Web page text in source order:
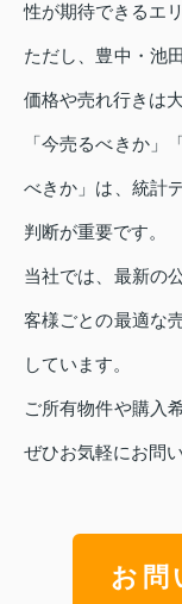
性が期待できるエリ
ただし、豊中・池
価格や売れ行きは
「今売るべきか」
べきか」は、統計
判断が重要です。
当社では、最新の
客様ごとの最適な
しています。
ご所有物件や購入
ぜひお気軽にお問
お問